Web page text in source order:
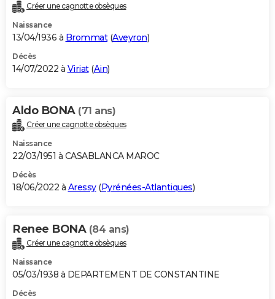
Créer une cagnotte obsèques
Naissance
13/04/1936 à Brommat(Aveyron)
Décès
14/07/2022 à Viriat(Ain)
Aldo BONA (71 ans)
Créer une cagnotte obsèques
Naissance
22/03/1951 à CASABLANCA MAROC
Décès
18/06/2022 à Aressy(Pyrénées-Atlantiques)
Renee BONA (84 ans)
Créer une cagnotte obsèques
Naissance
05/03/1938 à DEPARTEMENT DE CONSTANTINE
Décès